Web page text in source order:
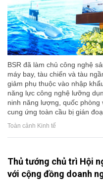
BSR đã làm chủ công nghệ
máy bay, tàu chiến và tàu
giảm phụ thuộc vào nhập
năng lực công nghệ lưỡng
ninh năng lượng, quốc
cung ứng toàn cầu bị gián
Toàn cảnh Kinh tế
Thủ tướng chủ trì Hội
với cộng đồng doanh